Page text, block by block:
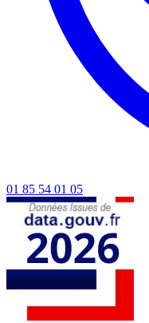
01 85 54 01 05